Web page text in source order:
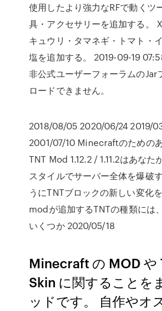
使用したより強力なRFで動くツ
具・アクセサリーを追加する。
キュウリ・タマネギ・トマト・
塩を追加する。 2019-09-19
非公式ユーザーフォーラムのJar
ロードできません。
2018/08/05 2020/06/24 2019/
2001/07/10 Minecraftのための
TNT Mod 1.12.2 / 1.11.2はあなた
スタイルでサーバー全体を爆破
うにTNTブロックの新しい変化
modが追加するTNTの種類には
いくつか 2020/05/18
Minecraft の MOD や
Skin に関することを
ッドです。 自作やオ